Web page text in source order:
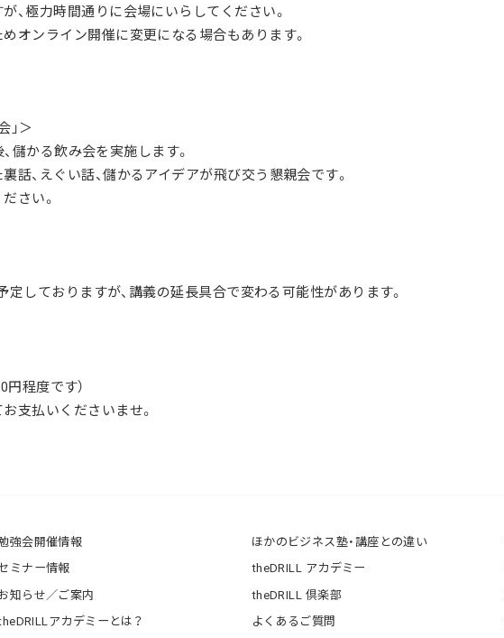
、極力時間通りに会場にいらしてください。
オンライン開催に変更になる場合もあります。
」＞
儲かる飲み会を実施します。
話、えぐい話、儲かるアイデアが飛び交う懇親会です。
さい。
定しておりますが、講義の延長具合で変わる可能性があります。
円程度です）
支払いくださいませ。
強会開催情報
ミナー情報
知らせ／ご案内
アカデミーとは？
ほかのビジネス塾・講座との違い
theDRILL アカデミー
theDRILL 倶楽部
よくあるご質問